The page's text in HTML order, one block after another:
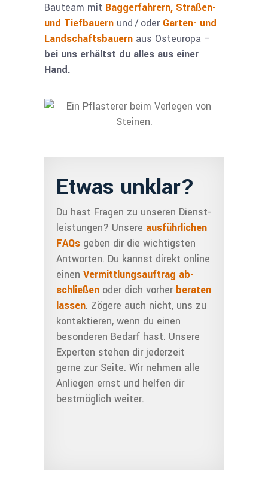
Bauteam mit Baggerfahrern, Straßen-
und Tiefbauern und / oder Garten- und
Landschaftsbauern aus Osteuropa –
bei uns erhältst du alles aus einer
Hand.
Etwas unklar?
Du hast Fragen zu unseren Dienst­
leistungen? Unsere ausführlichen
FAQs geben dir die wichtigsten
Antworten. Du kannst direkt online
einen Vermitt­lungs­auftrag ab­
schlie­ßen oder dich vorher beraten
lassen. Zögere auch nicht, uns zu
kontak­tieren, wenn du einen
besonderen Bedarf hast. Unsere
Exper­ten ste­hen dir jederzeit
gerne zur Seite. Wir nehmen alle
Anliegen ernst und helfen dir
bestmöglich weiter.